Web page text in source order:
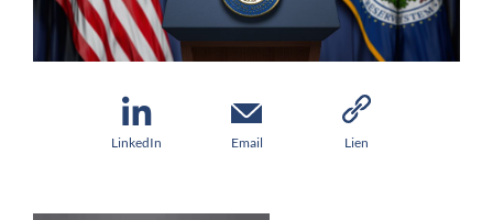
LinkedIn Email Lien